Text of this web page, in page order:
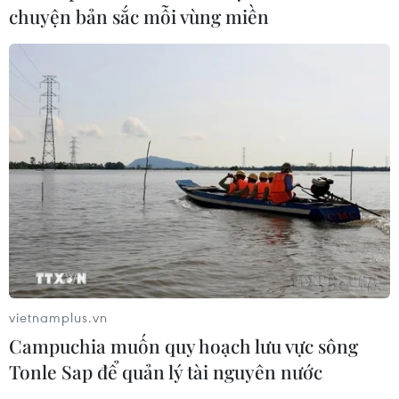
ngoài
ASC 2026: Tiếp lửa đam mê khoa học
cho thế hệ trẻ Việt Nam
04/08/2026 14:08
Nghị quyết của Bộ Chính trị về công
tác người Việt Nam ở nước ngoài
04/08/2026 12:08
Việt Nam tham dự Trại hè Khoa học
châu Á 2026 tại Hong Kong
chuyện bản sắc mỗi vùng miền
vietnamplus.vn
Campuchia muốn quy hoạch lưu vực sông
Tonle Sap để quản lý tài nguyên nước